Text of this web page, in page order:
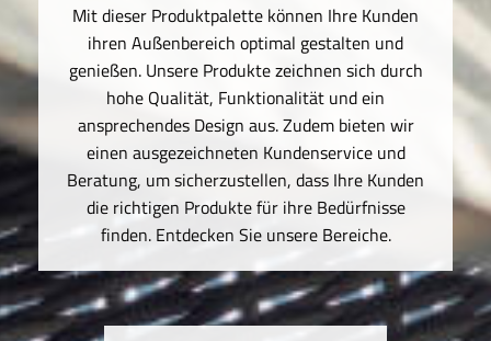
Mit dieser Produktpalette können Ihre Kunden
ihren Außenbereich optimal gestalten und
genießen. Unsere Produkte zeichnen sich durch
hohe Qualität, Funktionalität und ein
ansprechendes Design aus. Zudem bieten wir
einen ausgezeichneten Kundenservice und
Beratung, um sicherzustellen, dass Ihre Kunden
die richtigen Produkte für ihre Bedürfnisse
finden. Entdecken Sie unsere Bereiche.